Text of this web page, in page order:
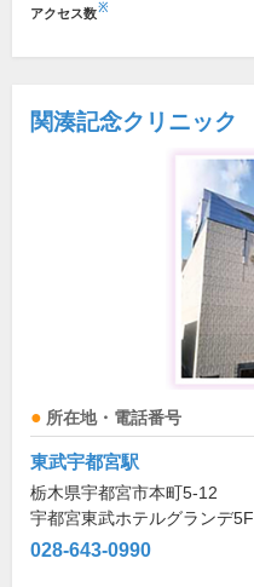
アクセス数※
関湊記念クリニック
所在地・電話番号
東武宇都宮駅
栃木県宇都宮市本町5-12
宇都宮東武ホテルグランデ5F
028-643-0990